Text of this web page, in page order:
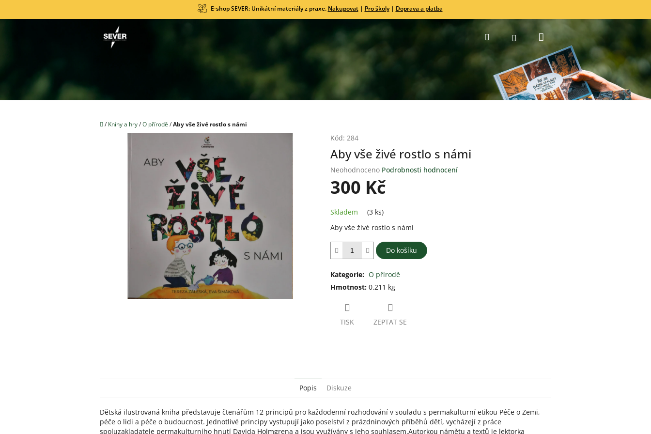
E-shop SEVER: Unikátní materiály z praxe. Nakupovat | Pro školy | Doprava a platba
HledatPřihlášeníNákupní
košík
Domů
/ Knihy a hry/O přírodě /Aby vše živé rostlo s námi
Kód: 284
Aby vše živé rostlo s námi
Průměrné
hodnocení
produktu
0,0
z
5
Neohodnoceno Podrobnosti hodnocení
300 Kč
cena:
Skladem
(3 ks)
Aby vše živé rostlo s námi
Do košíku
Kategorie: O přírodě
Hmotnost: 0.211 kg
TISK ZEPTAT SE
Popis Diskuze
Dětská ilustrovaná kniha představuje čtenářům 12 principů pro každodenní rozhodování v souladu s permakulturní etikou Péče o Zemi,
péče o lidi a péče o budoucnost. Jednotlivé principy vystupují jako poselství z prázdninových příběhů dětí, vycházejí z práce
spoluzakladatele permakulturního hnutí Davida Holmgrena a jsou využívány s jeho souhlasem.Autorkou námětu a textů je lektorka